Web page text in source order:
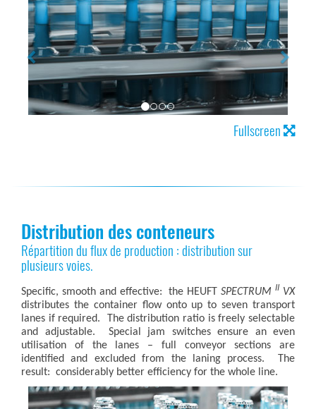
Fullscreen
Distribution des conteneurs
Répartition du flux de production : distribution sur
plusieurs voies.
Specific, smooth and effective: the HEUFTSPECTRUMII VX
distributes the container flow onto up to seven transport
lanes if required. The distribution ratio is freely selectable
and adjustable. Special jam switches ensure an even
utilisation of the lanes – full conveyor sections are
identified and excluded from the laning process. The
result: considerably better efficiency for the whole line.